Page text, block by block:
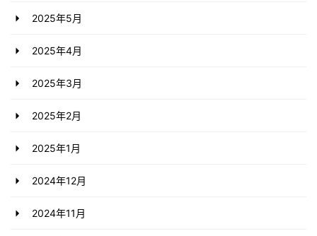
2025年5月
2025年4月
2025年3月
2025年2月
2025年1月
2024年12月
2024年11月